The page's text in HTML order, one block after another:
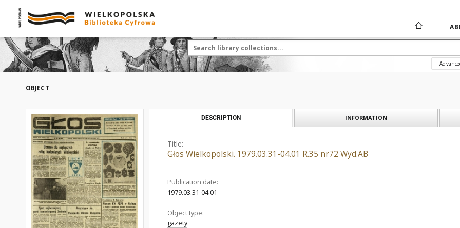
OBJECT
DESCRIPTION INFORMATION
Title:
Głos Wielkopolski. 1979.03.31-04.01 R.35 nr72 Wyd.AB
Publication date:
1979.03.31-04.01
Object type:
gazety